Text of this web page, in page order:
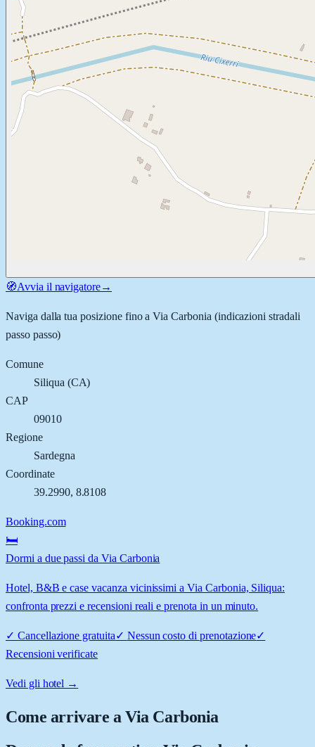
🧭Avvia il navigatore→
Naviga dalla tua posizione fino aVia Carbonia (indicazioni stradali
passo passo)
Comune
Siliqua (CA)
CAP
09010
Regione
Sardegna
Coordinate
39.2990, 8.8108
Booking.com
🛏️
Dormi a due passi da Via Carbonia
Hotel, B&B e case vacanza vicinissimi a Via Carbonia, Siliqua:
confronta prezzi e recensioni reali e prenota in un minuto.
✓ Cancellazione gratuita✓ Nessun costo di prenotazione✓
Recensioni verificate
Vedi gli hotel →
Come arrivare aVia Carbonia